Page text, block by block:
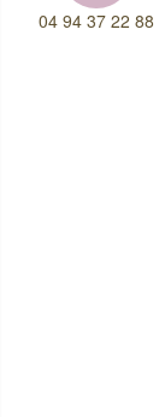
04 94 37 22 88